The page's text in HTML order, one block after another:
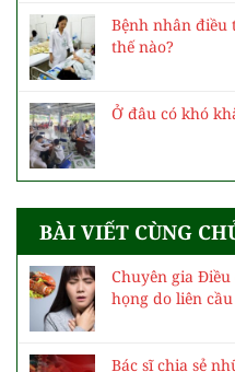
Bệnh nhân
thế nào?
Ở đâu có khó
BÀI VIẾT CÙNG
Chuyên gia
họng do liên
Bác sĩ chia sẻ